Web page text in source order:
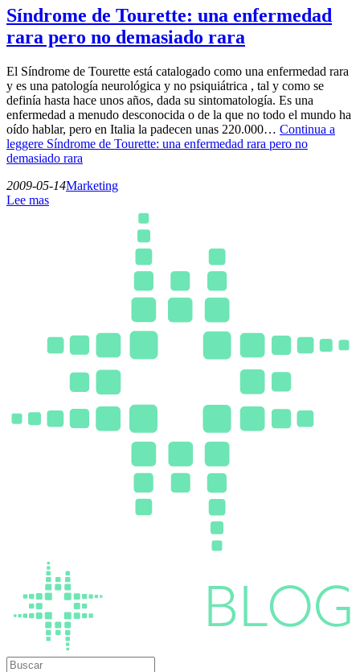
Síndrome de Tourette: una enfermedad
rara pero no demasiado rara
El Síndrome de Tourette está catalogado como una enfermedad rara
y es una patología neurológica y no psiquiátrica , tal y como se
definía hasta hace unos años, dada su sintomatología. Es una
enfermedad a menudo desconocida o de la que no todo el mundo ha
oído hablar, pero en Italia la padecen unas 220.000… Continua a
leggere Síndrome de Tourette: una enfermedad rara pero no
demasiado rara
2009-05-14Marketing
Lee mas